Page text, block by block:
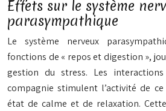
Effets sur le système
parasympathique
Le système nerveux
fonctions de « repos et digestion »,
gestion du stress. Les
compagnie stimulent l’activité de
état de calme et de relaxation.